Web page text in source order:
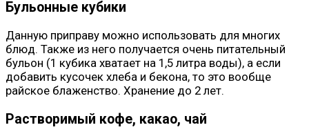
Бульонные кубики
Данную приправу можно использовать для многих
блюд. Также из него получается очень питательный
бульон (1 кубика хватает на 1,5 литра воды), а если
добавить кусочек хлеба и бекона, то это вообще
райское блаженство. Хранение до 2 лет.
Растворимый кофе, какао, чай